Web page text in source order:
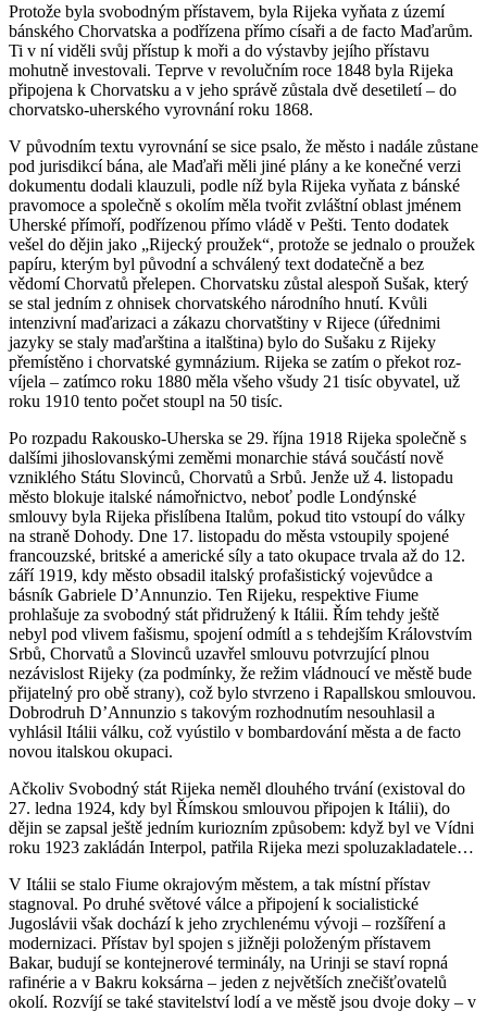
Protože byla svobodným přístavem, byla Rijeka vyňata z území
bánského Chorvat­ska a podřízena přímo císaři a de facto Maďarům.
Ti v ní viděli svůj přístup k moři a do výstavby jejího přístavu
mohutně in­­vestovali. Teprve v re­vo­­lučním roce 1848 byla Rijeka
připojena k Chor­vatsku a v jeho správě zůstala dvě desetiletí – do
chorvatsko-uherského vy­rovnání roku 1868.
V původním textu vy­­rovnání se sice psalo, že město i na­dále zůstane
pod jurisdikcí bána, ale Maďaři měli jiné plány a ke ko­nečné verzi
do­kumentu dodali klau­zuli, podle níž byla Rijeka vyňata z bánské
pra­­vomoce a spo­lečně s okolím měla tvořit zvlá­š­tní oblast jménem
Uherské přímoří, pod­ří­ze­nou přímo vládě v Pešti. Tento do­datek
vešel do dějin jako „Rijecký prou­žek“, protože se jednalo o prou­žek
papíru, kterým byl původní a schválený text dodatečně a bez
vědomí Chorvatů přelepen. Chorvatsku zůstal alespoň Su­šak, který
se stal jedním z ohnisek chorvat­ského ná­rod­­ního hnutí. Kvůli
intenzivní maďa­ri­zaci a zá­kazu chorvatštiny v Rijece (úřednimi
jazyky se staly maďarština a italština) bylo do Su­ša­ku z Rijeky
přemístěno i chorvat­ské gym­názium. Rijeka se zatím o překot roz­
víjela – zatímco roku 1880 měla všeho všudy 21 tisíc obyvatel, už
roku 1910 tento počet stoupl na 50 tisíc.
Po rozpadu Rakousko-Uherska se 29. října 1918 Rijeka společně s
dalšími jihoslovanskými zeměmi monarchie stává sou­částí nově
vzniklého Státu Slovinců, Chorvatů a Srbů. Jenže už 4. listopadu
město blo­kuje italské námořnictvo, neboť podle Lon­dýnské
smlouvy byla Rijeka přislíbena Ita­lům, po­kud tito vstoupí do války
na straně Dohody. Dne 17. listopadu do města vstoupily spo­jené
francouzské, britské a americké síly a tato okupace trvala až do 12.
září 1919, kdy město obsadil italský pro­fašistický voje­vůdce a
básník Gab­ri­ele D’Annunzio. Ten Rijeku, respektive Fiume
prohlašuje za svobodný stát přidružený k Itálii. Řím tehdy ještě
nebyl pod vlivem fa­šis­mu, spo­jení odmítl a s tehdejším Králov­st­vím
Srbů, Chorvatů a Slovinců uza­vřel smlouvu po­tvrzující plnou
nezávislost Rijeky (za pod­mínky, že režim vládnoucí ve městě bude
přija­telný pro obě strany), což bylo stvr­zeno i Rapallskou smlouvou.
Dobrodruh D’Annunzio s takovým roz­hod­­nutím ne­sou­hla­sil a
vyhlásil Itálii válku, což vy­ústilo v bom­bardování města a de facto
novou italskou okupaci.
Ačkoliv Svobodný stát Rijeka neměl dlou­­hého trvání (existoval do
27. ledna 1924, kdy byl Římskou smlouvou připojen k Itálii), do
dějin se zapsal ještě jedním kurio­z­ním způsobem: když byl ve Vídni
roku 1923 za­­kládán Interpol, patřila Rijeka mezi spo­lu­­za­kla­da­tele…
V Itálii se stalo Fiume okrajovým měs­tem, a tak místní přístav
stagnoval. Po druhé světové válce a připojení k socialistické
Jugoslávii však dochází k jeho zrychle­nému vývoji – rozšíření a
modernizaci. Pří­­s­tav byl spojen s jižněji položeným pří­­s­tavem
Bakar, budují se kontejnerové ter­­minály, na Urinji se staví ropná
rafinérie a v Bakru koksárna – jeden z největších znečišťovatelů
okolí. Rozvíjí se také sta­vitelství lodí a ve městě jsou dvoje doky – v